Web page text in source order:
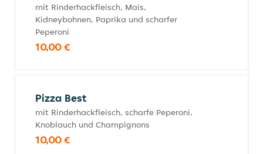
mit Rinderhackfleisch, Mais,
Kidneybohnen, Paprika und scharfer
Peperoni
10,00 €
Pizza Best
mit Rinderhackfleisch, scharfe Peperoni,
Knoblauch und Champignons
10,00 €